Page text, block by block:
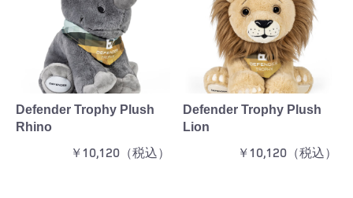
Defender Trophy Plush
Rhino
￥10,120（税込）
Defender Trophy Plush
Lion
￥10,120（税込）